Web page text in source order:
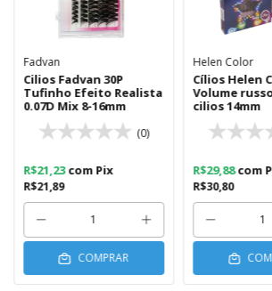
Fadvan
Cilios Fadvan 30P
Tufinho Efeito Realista
0.07D Mix 8-16mm
(0)
R$21,89
R$21,23com Pix
COMPRAR
Helen Color
Cílios Helen
Volume
cilios 14mm
R$30,80
R$29,88com